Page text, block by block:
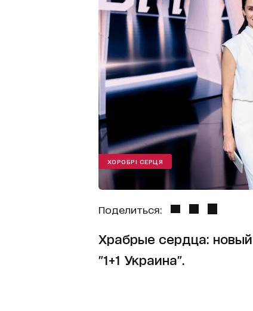
ХОРОБРІ СЕРЦЯ
Поделиться:
Храбрые сердца:
"1+1 Украина".